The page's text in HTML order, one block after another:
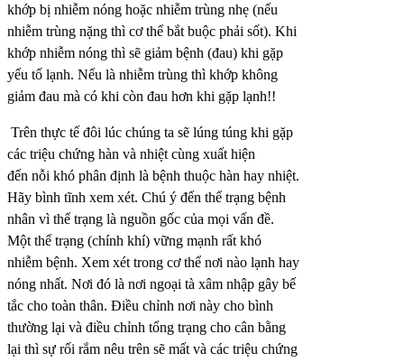
khớp bị nhiễm nóng hoặc nhiễm trùng nhẹ (nếu
nhiễm trùng nặng thì cơ thể bắt buộc phải sốt). Khi
khớp nhiễm nóng thì sẽ giảm bệnh (đau) khi gặp
yếu tố lạnh. Nếu là nhiễm trùng thì khớp không
giảm đau mà có khi còn đau hơn khi gặp lạnh!!
Trên thực tế đôi lúc chúng ta sẽ lúng túng khi gặp
các triệu chứng hàn và nhiệt cùng xuất hiện
đến nỗi khó phân định là bệnh thuộc hàn hay nhiệt.
Hãy bình tĩnh xem xét. Chú ý đến thể trạng bệnh
nhân vì thể trạng là nguồn gốc của mọi vấn đề.
Một thể trạng (chính khí) vững mạnh rất khó
nhiễm bệnh. Xem xét trong cơ thể nơi nào lạnh hay
nóng nhất. Nơi đó là nơi ngoại tà xâm nhập gây bế
tắc cho toàn thân. Điều chỉnh nơi này cho bình
thường lại và điều chỉnh tổng trạng cho cân bằng
lại thì sự rối rắm nêu trên sẽ mất và các triệu chứng